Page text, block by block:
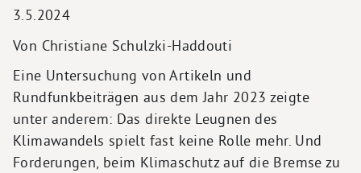
3.5.2024
Von Christiane Schulzki-Haddouti
Eine Untersuchung von Artikeln und
Rundfunkbeiträgen aus dem Jahr 2023 zeigte
unter anderem: Das direkte Leugnen des
Klimawandels spielt fast keine Rolle mehr. Und
Forderungen, beim Klimaschutz auf die Bremse zu